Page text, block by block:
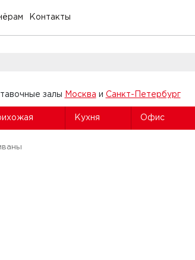
Контакты
залы Москва и Санкт-Петербург
Кухня Офис